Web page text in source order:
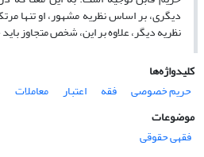
دیگری، بر اساس نظریه مشهور، او تنها
نظریه دیگر، علاوه بر این، شخص متجاوز
کلیدواژه‌ها
حریم خصوصی
فقه اعتبار
معاملات
موضوعات
فقهی حقوقی